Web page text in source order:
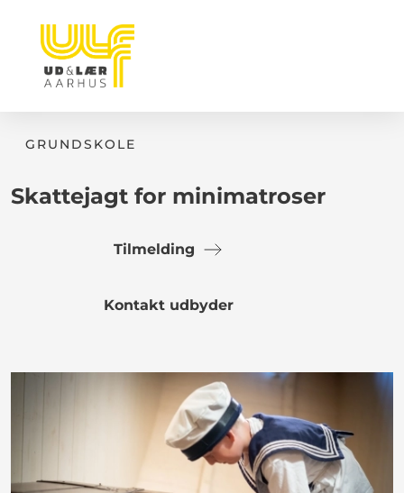
GRUNDSKOLE
Skattejagt for minimatroser
Tilmelding
Kontakt udbyder